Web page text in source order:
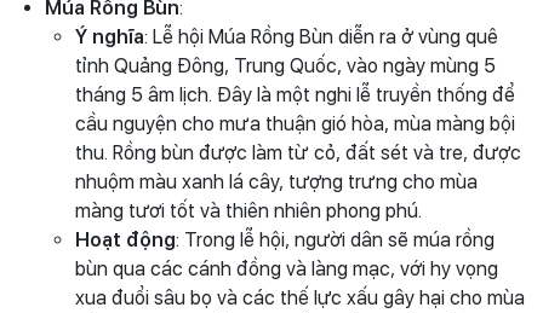
Múa Rồng Bùn:
Ý nghĩa: Lễ hội Múa Rồng Bùn diễn ra ở vùng quê
tỉnh Quảng Đông, Trung Quốc, vào ngày mùng 5
tháng 5 âm lịch. Đây là một nghi lễ truyền thống để
cầu nguyện cho mưa thuận gió hòa, mùa màng bội
thu. Rồng bùn được làm từ cỏ, đất sét và tre, được
nhuộm màu xanh lá cây, tượng trưng cho mùa
màng tươi tốt và thiên nhiên phong phú.
Hoạt động: Trong lễ hội, người dân sẽ múa rồng
bùn qua các cánh đồng và làng mạc, với hy vọng
xua đuổi sâu bọ và các thế lực xấu gây hại cho mùa